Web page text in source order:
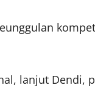
lanjut Dendi,